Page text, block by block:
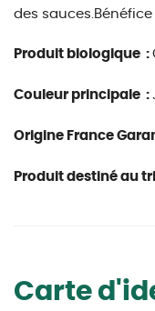
des sauces.Bénéfice
Produit biologique :
Couleur principale :
Origine France
Produit destiné au
Carte